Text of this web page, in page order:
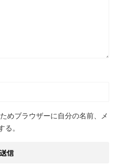
めブラウザーに自分の名前、メ
。